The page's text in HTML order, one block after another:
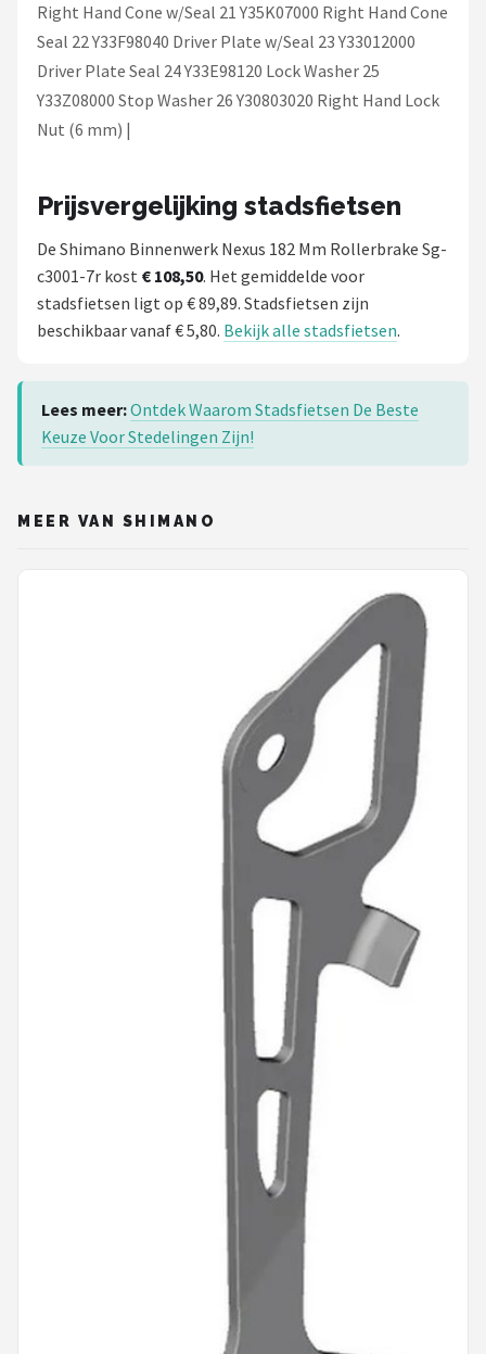
Right Hand Cone w/Seal 21 Y35K07000 Right Hand Cone
Seal 22 Y33F98040 Driver Plate w/Seal 23 Y33012000
Driver Plate Seal 24 Y33E98120 Lock Washer 25
Y33Z08000 Stop Washer 26 Y30803020 Right Hand Lock
Nut (6 mm) |
Prijsvergelijking stadsfietsen
De Shimano Binnenwerk Nexus 182 Mm Rollerbrake Sg-
c3001-7r kost € 108,50. Het gemiddelde voor
stadsfietsen ligt op € 89,89. Stadsfietsen zijn
beschikbaar vanaf € 5,80. Bekijk alle stadsfietsen.
Lees meer:Ontdek Waarom Stadsfietsen De Beste
Keuze Voor Stedelingen Zijn!
MEER VAN SHIMANO